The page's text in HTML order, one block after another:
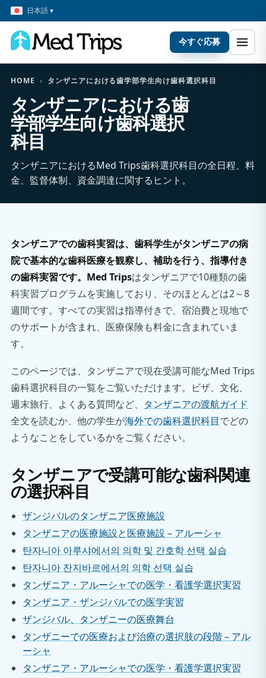
日本語 ▾
今すぐ応募
HOME › タンザニアにおける歯学部学生向け歯科選択科目
タンザニアにおける歯
学部学生向け歯科選択
科目
タンザニアにおけるMed Trips歯科選択科目の全日程、料
金、監督体制、資金調達に関するヒント。
タンザニアでの歯科実習は、歯科学生がタンザニアの病
院で基本的な歯科医療を観察し、補助を行う、指導付き
の歯科実習です。Med Tripsはタンザニアで10種類の歯
科実習プログラムを実施しており、そのほとんどは2～8
週間です。すべての実習は指導付きで、宿泊費と現地で
のサポートが含まれ、医療保険も料金に含まれていま
す。
このページでは、タンザニアで現在受講可能なMed Trips
歯科選択科目の一覧をご覧いただけます。ビザ、文化、
週末旅行、よくある質問など、 タンザニアの渡航ガイド
全文を読むか、他の学生が海外での歯科選択科目でどの
ようなことをしているかをご覧ください。
タンザニアで受講可能な歯科関連
の選択科目
ザンジバルのタンザニア医療施設
タンザニアの医療施設と医療施設 – アルーシャ
탄자니아 아루샤에서의 의학 및 간호학 선택 실습
탄자니아 잔지바르에서의 의학 선택 실습
タンザニア・アルーシャでの医学・看護学選択実習
タンザニア・ザンジバルでの医学実習
ザンジバル、タンザニーの医療舞台
タンザニーでの医療および治療の選択肢の段階 – アル
ーシャ
タンザニア・アルーシャでの医学・看護学選択実習